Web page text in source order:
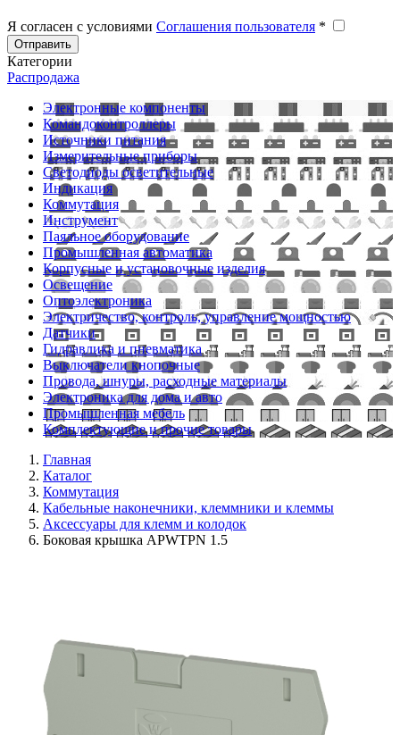
Я согласен с условиями Соглашения пользователя *
Отправить
Категории
Распродажа
Электронные компоненты
Командоконтроллеры
Источники питания
Измерительные приборы
Светодиоды осветительные
Индикация
Коммутация
Инструмент
Паяльное оборудование
Промышленная автоматика
Корпусные и установочные изделия
Освещение
Оптоэлектроника
Электричество, контроль, управление мощностью
Датчики
Гидравлика и пневматика
Выключатели кнопочные
Провода, шнуры, расходные материалы
Электроника для дома и авто
Промышленная мебель
Комплектующие и прочие товары
Главная
Каталог
Коммутация
Кабельные наконечники, клеммники и клеммы
Аксессуары для клемм и колодок
Боковая крышка APWTPN 1.5